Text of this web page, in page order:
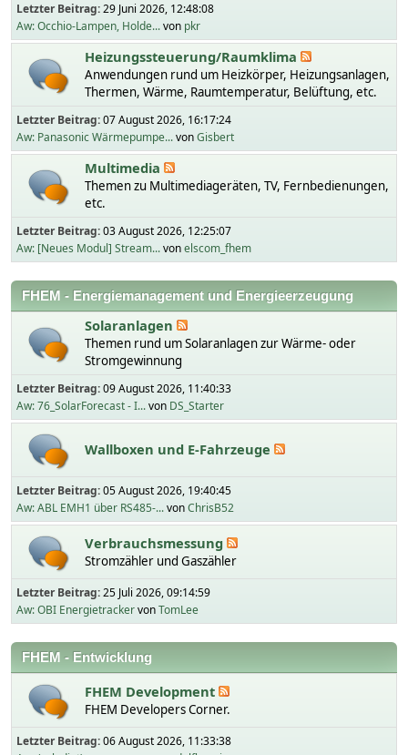
Letzter Beitrag:29 Juni 2026, 12:48:08
Aw: Occhio-Lampen, Holde...von pkr
Heizungssteuerung/Raumklima
Anwendungen rund um Heizkörper, Heizungsanlagen,
Thermen, Wärme, Raumtemperatur, Belüftung, etc.
Letzter Beitrag:07 August 2026, 16:17:24
Aw: Panasonic Wärmepumpe...vonGisbert
Multimedia
Themen zu Multimediageräten, TV, Fernbedienungen,
etc.
Letzter Beitrag:03 August 2026, 12:25:07
Aw: [Neues Modul] Stream...vonelscom_fhem
FHEM - Energiemanagement und Energieerzeugung
Solaranlagen
Themen rund um Solaranlagen zur Wärme- oder
Stromgewinnung
Letzter Beitrag:09 August 2026, 11:40:33
Aw: 76_SolarForecast - I...von DS_Starter
Wallboxen und E-Fahrzeuge
Letzter Beitrag:05 August 2026, 19:40:45
Aw: ABL EMH1 über RS485-...vonChrisB52
Verbrauchsmessung
Stromzähler und Gaszähler
Letzter Beitrag:25 Juli 2026, 09:14:59
Aw: OBI EnergietrackervonTomLee
FHEM - Entwicklung
FHEM Development
FHEM Developers Corner.
Letzter Beitrag:06 August 2026, 11:33:38